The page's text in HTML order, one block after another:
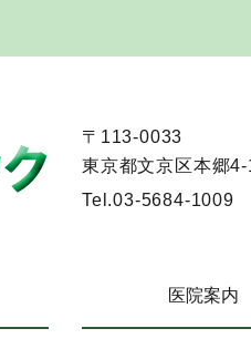
〒113-0033
東京都文京区本郷
Tel.03-5684-1009
医院案内